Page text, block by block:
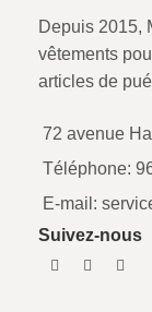
Depuis 2015,
vêtements
articles de
72 avenue
Téléphone:
E-mail:
Suivez-nous